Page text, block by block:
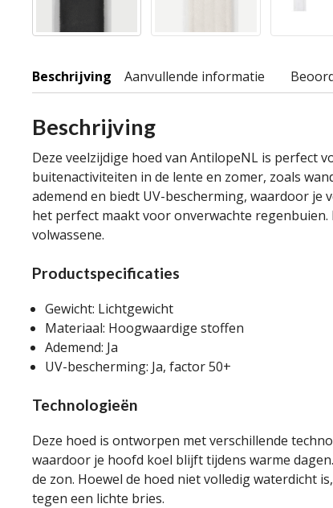
Beschrijving Aanvullende informatie
Beschrijving
Deze veelzijdige hoed van AntilopeNL is perfect
buitenactiviteiten in de lente en zomer, zoals
ademend en biedt UV-bescherming, waardoor je
het perfect maakt voor onverwachte
volwassene.
Productspecificaties
Gewicht: Lichtgewicht
Materiaal: Hoogwaardige stoffen
Ademend: Ja
UV-bescherming: Ja, factor 50+
Technologieën
Deze hoed is ontworpen met verschillende
waardoor je hoofd koel blijft tijdens warme
de zon. Hoewel de hoed niet volledig waterdicht
tegen een lichte bries.